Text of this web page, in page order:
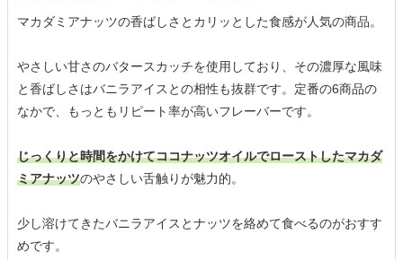
マカダミアナッツの香ばしさとカリッとした食感が人気の商品。
やさしい甘さのバタースカッチを使用しており、その濃厚な風味
と香ばしさはバニラアイスとの相性も抜群です。定番の6商品の
なかで、もっともリピート率が高いフレーバーです。
じっくりと時間をかけてココナッツオイルでローストしたマカダ
ミアナッツのやさしい舌触りが魅力的。
少し溶けてきたバニラアイスとナッツを絡めて食べるのがおすす
めです。